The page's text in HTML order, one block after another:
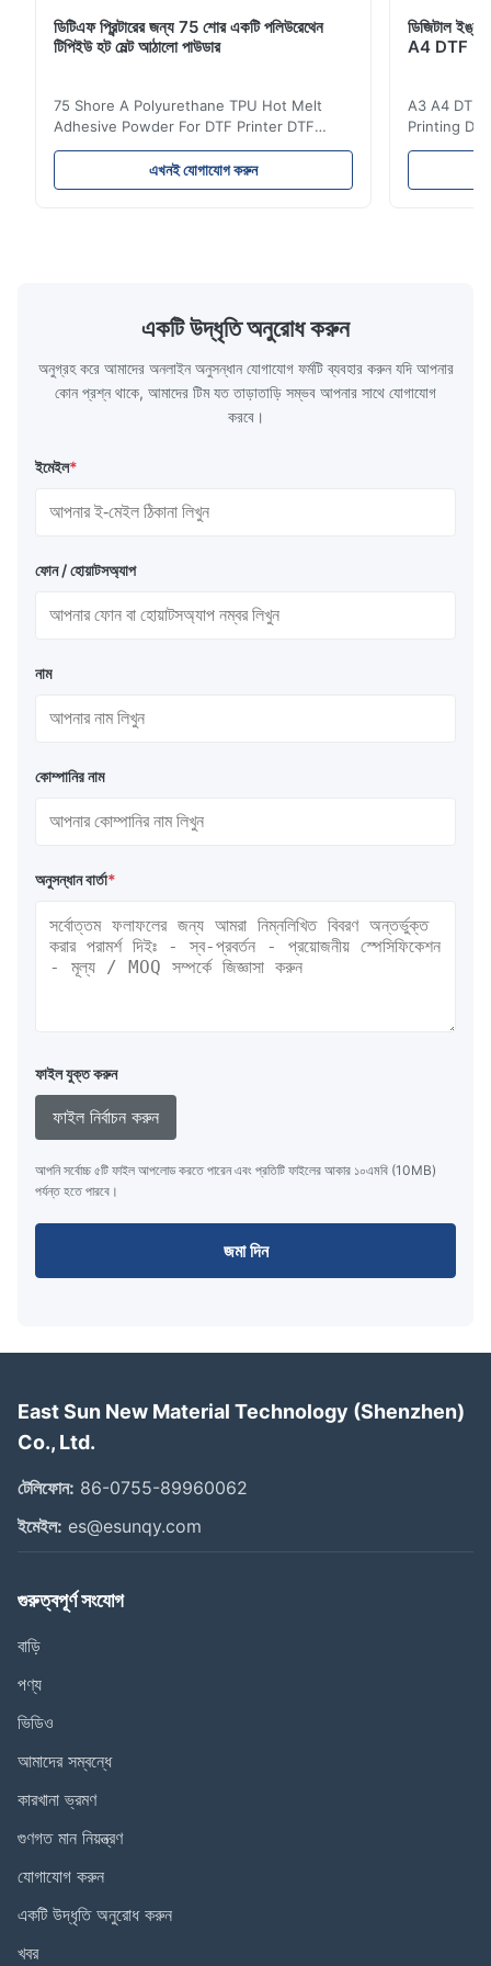
ডিটিএফ প্রিন্টারের জন্য 75 শোর একটি পলিউরেথেন
টিপিইউ হট মেল্ট আঠালো পাউডার
75 Shore A Polyurethane TPU Hot Melt
Adhesive Powder For DTF Printer DTF
Powder Technical Parameters Bonding
Parameters ( reference only) Temperature
110-130℃ Press 0.5-1.5 kg/cm2 Time 8-20
এখনই যোগাযোগ করুন
ডিজিটাল
A4 DTF
A3 A4 DTF
Printing
application
pattern
একটি উদ্ধৃতি অনুরোধ করুন
অনুগ্রহ করে আমাদের অনলাইন অনুসন্ধান যোগাযোগ ফর্মটি ব্যবহার করুন যদি আপনার
কোন প্রশ্ন থাকে, আমাদের টিম যত তাড়াতাড়ি সম্ভব আপনার সাথে যোগাযোগ
করবে।
ইমেইল*
ফোন / হোয়াটসঅ্যাপ
নাম
কোম্পানির নাম
অনুসন্ধান বার্তা*
ফাইল যুক্ত করুন
ফাইল নির্বাচন করুন
আপনি সর্বোচ্চ ৫টি ফাইল আপলোড করতে পারেন এবং প্রতিটি ফাইলের আকার ১০এমবি (10MB)
পর্যন্ত হতে পারবে।
জমা দিন
East Sun New Material Technology (Shenzhen)
Co., Ltd.
টেলিফোন: 86-0755-89960062
ইমেইল: es@esunqy.com
গুরুত্বপূর্ণ সংযোগ
বাড়ি
পণ্য
ভিডিও
আমাদের সম্বন্ধে
কারখানা ভ্রমণ
গুণগত মান নিয়ন্ত্রণ
যোগাযোগ করুন
একটি উদ্ধৃতি অনুরোধ করুন
খবর